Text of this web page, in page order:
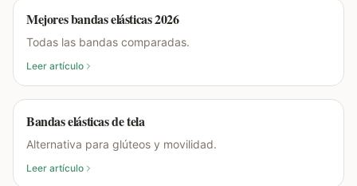
Mejores bandas elásticas 2026
Todas las bandas comparadas.
Leer artículo
Bandas elásticas de tela
Alternativa para glúteos y movilidad.
Leer artículo